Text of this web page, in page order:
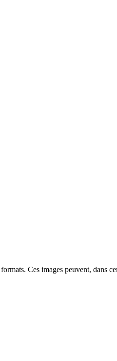
Ces images peuvent, dans